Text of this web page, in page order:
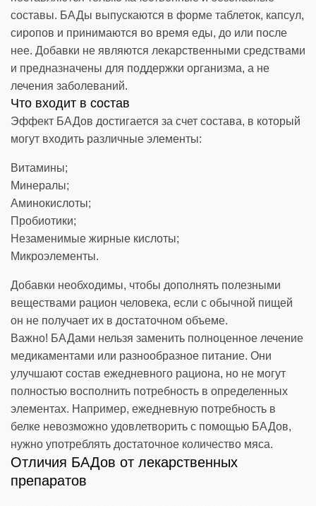
составы. БАДы выпускаются в форме таблеток, капсул,
сиропов и принимаются во время еды, до или после
нее. Добавки не являются лекарственными средствами
и предназначены для поддержки организма, а не
лечения заболеваний.
Что входит в состав
Эффект БАДов достигается за счет состава, в который
могут входить различные элементы:
Витамины;
Минералы;
Аминокислоты;
Пробиотики;
Незаменимые жирные кислоты;
Микроэлементы.
Добавки необходимы, чтобы дополнять полезными
веществами рацион человека, если с обычной пищей
он не получает их в достаточном объеме.
Важно! БАДами нельзя заменить полноценное лечение
медикаментами или разнообразное питание. Они
улучшают состав ежедневного рациона, но не могут
полностью восполнить потребность в определенных
элементах. Например, ежедневную потребность в
белке невозможно удовлетворить с помощью БАДов,
нужно употреблять достаточное количество мяса.
Отличия БАДов от лекарственных
препаратов